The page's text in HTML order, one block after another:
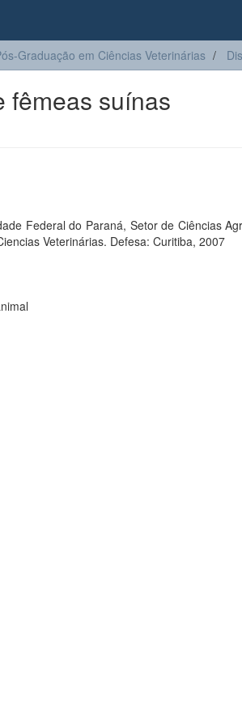
Graduação em Ciências Veterinárias
fêmeas suínas
Federal do Paraná, Setor de Ciências
Veterinárias. Defesa: Curitiba, 2007